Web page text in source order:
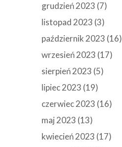
grudzień 2023 (7)
listopad 2023 (3)
październik 2023 (16)
wrzesień 2023 (17)
sierpień 2023 (5)
lipiec 2023 (19)
czerwiec 2023 (16)
maj 2023 (13)
kwiecień 2023 (17)